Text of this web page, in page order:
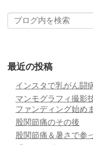
最近の投稿
インスタで乳がん闘
マンモグラフィ撮影
ファンディング始め
股関節痛のその後
股関節痛＆暑さで参